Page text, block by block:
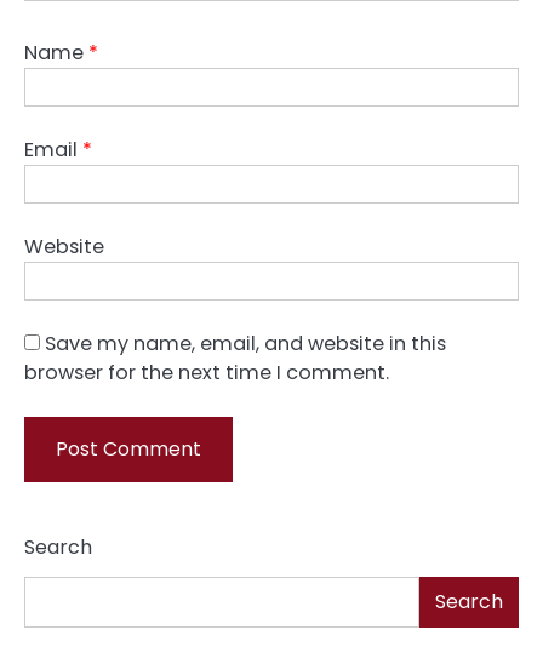
Name *
Email *
Website
Save my name, email, and website in this
browser for the next time I comment.
Search
Search